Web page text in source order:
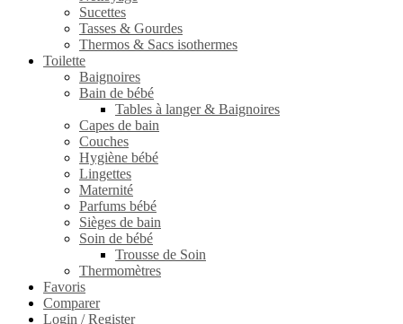
Sucettes
Tasses & Gourdes
Thermos & Sacs isothermes
Toilette
Baignoires
Bain de bébé
Tables à langer & Baignoires
Capes de bain
Couches
Hygiène bébé
Lingettes
Maternité
Parfums bébé
Sièges de bain
Soin de bébé
Trousse de Soin
Thermomètres
Favoris
Comparer
Login / Register